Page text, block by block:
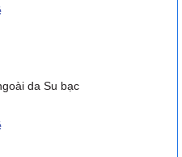
da Su bạc